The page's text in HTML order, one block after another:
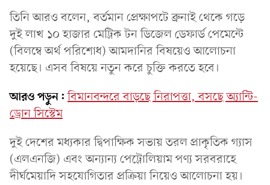
তিনি আরও বলেন, বর্তমান প্রেক্ষাপটে ব্রুনাই থেকে গড়ে
দুই লাখ ১০ হাজার মেট্রিক টন ডিজেল ডেফার্ড পেমেন্টে
(বিলম্বে অর্থ পরিশোধ) আমদানির বিষয়েও আলোচনা
হয়েছে। এসব বিষয়ে নতুন করে চুক্তি করতে হবে।
আরও পড়ুন: বিমানবন্দরে বাড়ছে নিরাপত্তা, বসছে অ্যান্টি-
ড্রোন সিস্টেম
দুই দেশের মধ্যকার দ্বিপাক্ষিক সভায় তরল প্রাকৃতিক গ্যাস
(এলএনজি) এবং অন্যান্য পেট্রোলিয়াম পণ্য সরবরাহে
দীর্ঘমেয়াদি সহযোগিতার প্রক্রিয়া নিয়েও আলোচনা হয়।